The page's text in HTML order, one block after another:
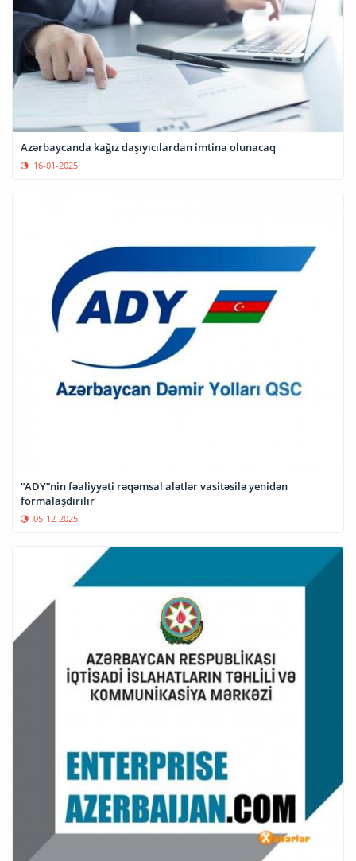
Azərbaycanda kağız daşıyıcılardan imtina olunacaq
16-01-2025
“ADY”nin fəaliyyəti rəqəmsal alətlər vasitəsilə yenidən
formalaşdırılır
05-12-2025